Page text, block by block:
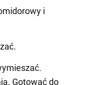
i
Gotować do